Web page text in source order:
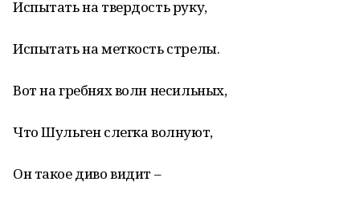
Испытать на твердость руку,
Испытать на меткость стрелы.
Вот на гребнях волн несильных,
Что Шульген слегка волнуют,
Он такое диво видит –